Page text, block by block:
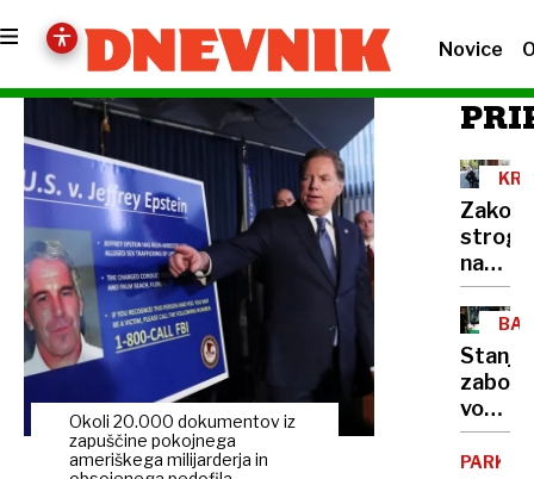
Novice
Okoli 20.000 dokumentov iz
zapuščine pokojnega
ameriškega milijarderja in
Zakon
strog,
nadzor
zaradi
so
šli
airbnb
Stanje
še